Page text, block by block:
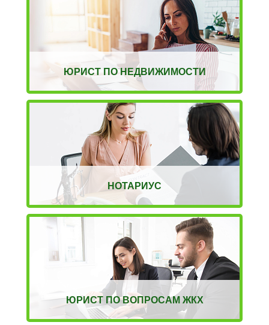
ЮРИСТ ПО НЕДВИЖИМОСТИ
НОТАРИУС
ЮРИСТ ПО ВОПРОСАМ ЖКХ